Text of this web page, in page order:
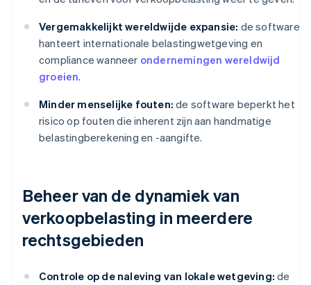
Vergemakkelijkt wereldwijde expansie: de software
hanteert internationale belastingwetgeving en
compliance wanneer ondernemingen wereldwijd
groeien.
Minder menselijke fouten: de software beperkt het
risico op fouten die inherent zijn aan handmatige
belastingberekening en -aangifte.
Beheer van de dynamiek van
verkoopbelasting in meerdere
rechtsgebieden
Controle op de naleving van lokale wetgeving: de